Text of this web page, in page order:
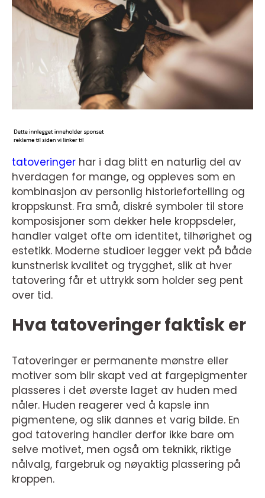
tatoveringer har i dag blitt en naturlig del av
hverdagen for mange, og oppleves som en
kombinasjon av personlig historiefortelling og
kroppskunst. Fra små, diskré symboler til store
komposisjoner som dekker hele kroppsdeler,
handler valget ofte om identitet, tilhørighet og
estetikk. Moderne studioer legger vekt på både
kunstnerisk kvalitet og trygghet, slik at hver
tatovering får et uttrykk som holder seg pent
over tid.
Hva tatoveringer faktisk er
Tatoveringer er permanente mønstre eller
motiver som blir skapt ved at fargepigmenter
plasseres i det øverste laget av huden med
nåler. Huden reagerer ved å kapsle inn
pigmentene, og slik dannes et varig bilde. En
god tatovering handler derfor ikke bare om
selve motivet, men også om teknikk, riktige
nålvalg, fargebruk og nøyaktig plassering på
kroppen.